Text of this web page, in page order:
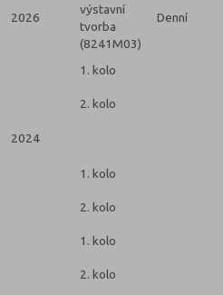
2026
výstavní
tvorba
(8241M03)
Denní
1. kolo
2. kolo
2024
1. kolo
2. kolo
1. kolo
2. kolo